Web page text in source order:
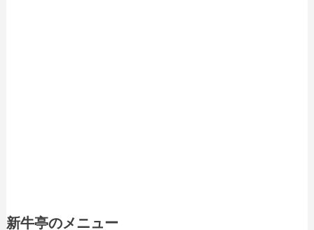
新牛亭のメニュー